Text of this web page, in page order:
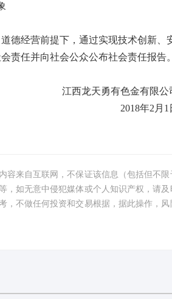
德经营前提下，通过实现技术创新、
责任并向社会公众公布社会责任报告
江西龙天勇有色金有限公
2018年2月1
容来自互联网，不保证该信息（包括但不限
，如无意中侵犯媒体或个人知识产权，请及
，不做任何投资和交易根据，据此操作，风